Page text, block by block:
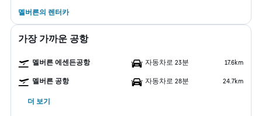
멜버른​의 렌터카
가장 가까운 공항
멜버른 에센든공항 자동차로 23분 17.6km
멜버른 공항 자동차로 28분 24.7km
더 보기